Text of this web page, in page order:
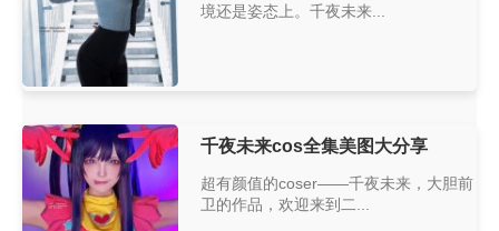
境还是姿态上。千夜未来...
千夜未来cos全集美图大分享
超有颜值的coser——千夜未来，大胆前
卫的作品，欢迎来到二...